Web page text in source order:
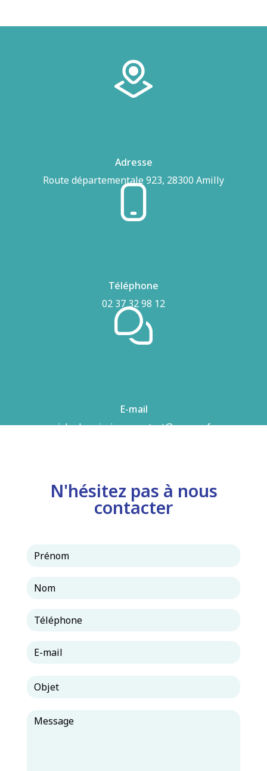
Adresse
Route départementale 923, 28300 Amilly
Téléphone
02 37 32 98 12
E-mail
airhydro.piscines-contact@orange.fr
N'hésitez pas à nous
contacter